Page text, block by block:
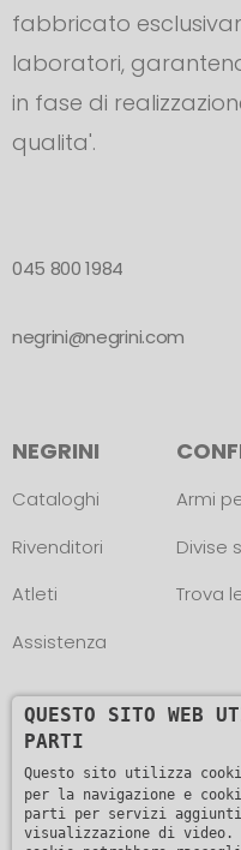
fabbricato
laboratori,
in fase di
qualita'.
045 800 1984
negrini@negrini.com
NEGRINI
Cataloghi
Rivenditori
Atleti
Assistenza
Armi
Divise
Trova
Copyright © L.
01482510235 -
QUESTO SITO WEB
PARTI
Questo sito utilizza
per la navigazione e
parti per servizi
visualizzazione di video.